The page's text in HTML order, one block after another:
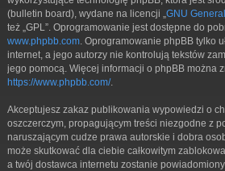
(bulletin board), wydane na licencji „ GNU
też „GPL”. Oprogramowanie jest dostępne do
www.phpbb.com . Oprogramowanie phpBB tylko
internet, a jego autorzy nie kontrolują tekstów
jego pomocą. Więcej informacji o phpBB można
https://www.phpbb.com/.
Akceptujesz zakaz publikowania wypowiedzi o
oszczerczym, propagującym treści niezgodne z
naruszającym cudze prawa autorskie i dobra
może skutkować dla ciebie całkowitym
a twój dostawca internetu zostanie